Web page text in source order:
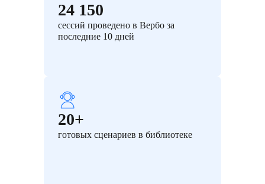
24 150
сессий проведено в Вербо за
последние 10 дней
20+
готовых сценариев в библиотеке